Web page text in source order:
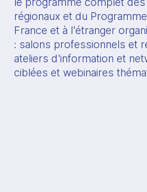
régionaux et du
France et à l'étranger
: salons professionnels et
ateliers d'information et
ciblées et webinaires